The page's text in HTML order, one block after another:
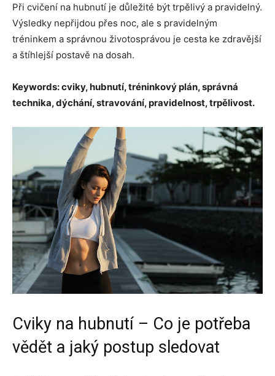
Při cvičení na hubnutí je důležité být trpělivý a pravidelný.
Výsledky nepřijdou přes noc, ale s pravidelným
tréninkem a správnou životosprávou je cesta ke zdravější
a štíhlejší postavě na dosah.
Keywords: cviky, hubnutí, tréninkový plán, správná
technika, dýchání, stravování, pravidelnost, trpělivost.
Cviky na hubnutí – Co je potřeba
vědět a jaký postup sledovat